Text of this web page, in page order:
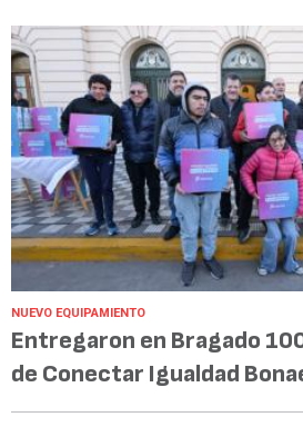
NUEVO EQUIPAMIENTO
Entregaron en Bragado
de Conectar Igualdad